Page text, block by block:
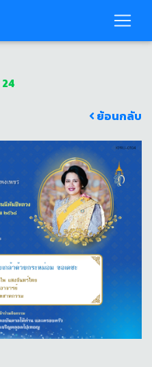
24
ย้อนกลับ